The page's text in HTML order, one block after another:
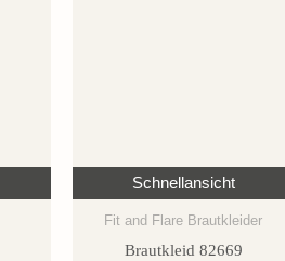
Schnellansicht
Fit and Flare Brautkleider
Brautkleid 82669